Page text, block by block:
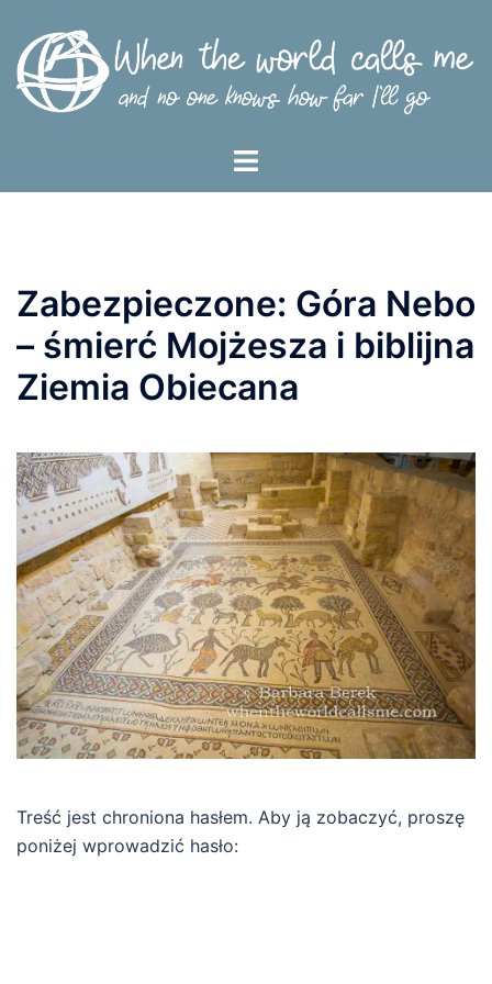
treści
Menu
Zabezpieczone: Góra Nebo
– śmierć Mojżesza i biblijna
Ziemia Obiecana
Treść jest chroniona hasłem. Aby ją zobaczyć, proszę
poniżej wprowadzić hasło: